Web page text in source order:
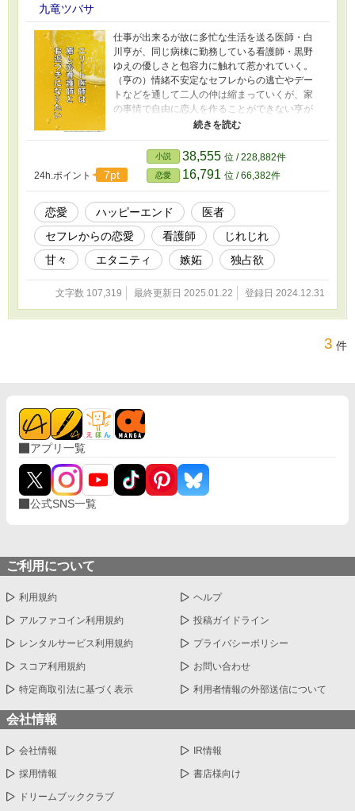
九竜ツバサ
仕事が出来るが故に多忙な生活を送る医師・白
川亨が、同じ病棟に勤務している看護師・黒野
ゆえの優しさと包容力に触れて惹かれていく。
（亨の）情緒不安定なセフレからの逃亡やデー
トなどを通して二人の仲は縮まっていくが、家
の事情で自由に恋人を作ることができない亨が
彼女に頼んだのはセフレの関係になることだっ
浅さから肝心のことが最後までできず悩む。対
して亨は彼女が他の男と仲良くしていることが
気に食わず――。 ＊＊＊ ・白川亨 27 （循環
器外科病棟医師/眉目秀麗のエリート/自信家/常に
多忙） ・黒野ゆえ 30 （循環器外科病棟看護
師/地味/貧乏/家庭的/丁寧）
24h.ポイント 7pt
小説 38,555 位 / 228,882件
恋愛 16,791 位 / 66,382件
恋愛 ハッピーエンド
医者
セフレからの恋愛
看護師
じれじれ
甘々
エタニティ 嫉妬 独占欲
文字数 107,319 最終更新日 2025.01.22 登録日 2024.12.31
3 件
アプリ一覧
公式SNS一覧
ご利用について
利用規約 ヘルプ
アルファコイン利用規約 投稿ガイドライン
レンタルサービス利用規約 プライバシーポリシー
スコア利用規約 お問い合わせ
特定商取引法に基づく表示 利用者情報の外部送信について
会社情報
会社情報 IR情報
採用情報 書店様向け
ドリームブッククラブ